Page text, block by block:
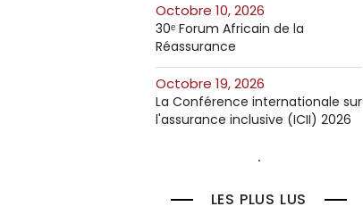
octobre 10, 2026
30ᵉ Forum Africain de la
Réassurance
octobre 19, 2026
La Conférence internationale sur
l'assurance inclusive (ICII) 2026
LES PLUS LUS